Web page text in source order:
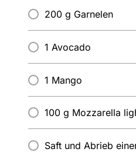
200 g Garnelen
1 Avocado
1 Mango
100 g Mozzarella
Saft und Abrieb